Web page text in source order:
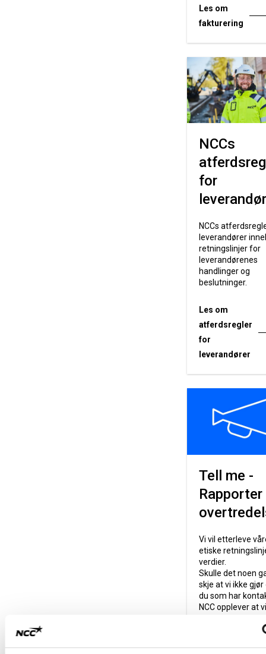
Les om
fakturering
NCCs
for
NCCs
leverandører
retningslinjer for
leverandørenes
handlinger og
beslutninger.
Les om
atferdsregler
for
leverandører
Tell me -
Rapporter
Vi vil etterleve
etiske
verdier.
Skulle det noen
skje at vi ikke gjør
du som har
NCC opplever at